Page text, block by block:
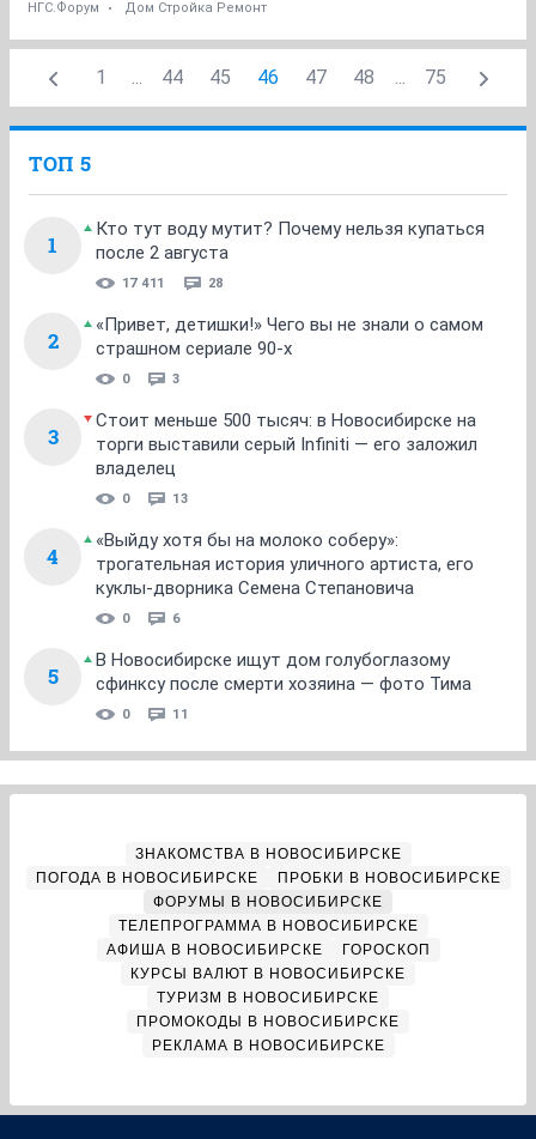
НГС.Форум Дом Стройка Ремонт
1 ... 44 45 46 47 48 ... 75
ТОП 5
1
Кто тут воду мутит? Почему нельзя купаться
после 2 августа
17 411 28
2
«Привет, детишки!» Чего вы не знали о самом
страшном сериале 90-х
0 3
3
Стоит меньше 500 тысяч: в Новосибирске на
торги выставили серый Infiniti — его заложил
владелец
0 13
4
«Выйду хотя бы на молоко соберу»:
трогательная история уличного артиста, его
куклы-дворника Семена Степановича
0 6
5
В Новосибирске ищут дом голубоглазому
сфинксу после смерти хозяина — фото Тима
0 11
ЗНАКОМСТВА В НОВОСИБИРСКЕ
ПОГОДА В НОВОСИБИРСКЕ
ПРОБКИ В НОВОСИБИРСКЕ
ФОРУМЫ В НОВОСИБИРСКЕ
ТЕЛЕПРОГРАММА В НОВОСИБИРСКЕ
АФИША В НОВОСИБИРСКЕ
ГОРОСКОП
КУРСЫ ВАЛЮТ В НОВОСИБИРСКЕ
ТУРИЗМ В НОВОСИБИРСКЕ
ПРОМОКОДЫ В НОВОСИБИРСКЕ
РЕКЛАМА В НОВОСИБИРСКЕ